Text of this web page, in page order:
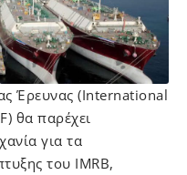
Έρευνας (International
θα παρέχει
για τα
του IMRB,